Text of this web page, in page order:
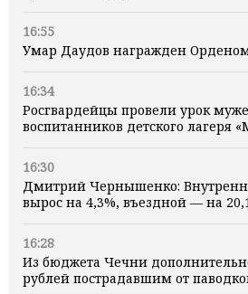
16:55
Умар Даудов награжден
16:34
Росгвардейцы провели урок
воспитанников детского лагеря
16:30
Дмитрий Чернышенко:
вырос на 4,3%, въездной — на
16:28
Из бюджета Чечни
рублей пострадавшим от